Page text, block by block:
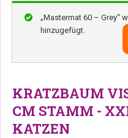
„Mastermat 60 – Grey“
hinzugefügt.
KRATZBAUM
CM STAMM -
KATZEN